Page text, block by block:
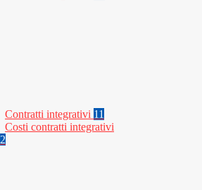
Contratti integrativi 11
Costi contratti integrativi
2